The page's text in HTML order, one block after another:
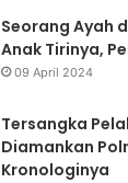
Seorang Ayah
Anak Tirinya,
09 April 2024
Tersangka
Diamankan
Kronologinya